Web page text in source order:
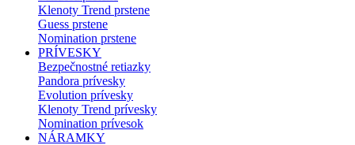
Klenoty Trend prstene
Guess prstene
Nomination prstene
PRÍVESKY
Bezpečnostné retiazky
Pandora prívesky
Evolution prívesky
Klenoty Trend prívesky
Nomination prívesok
NÁRAMKY